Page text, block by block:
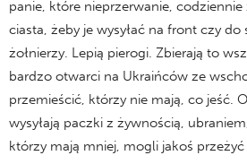
panie, które nieprzerwanie, codziennie
ciasta, żeby je wysyłać na front czy
żołnierzy. Lepią pierogi. Zbierają to
bardzo otwarci na Ukraińców ze
przemieścić, którzy nie mają, co jeść.
wysyłają paczki z żywnością,
którzy mają mniej, mogli jakoś